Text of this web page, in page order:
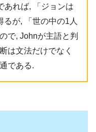
あれば, 「ジョンは
が, 「世の中の1人
で, Johnが主語と判
は文法だけでなく
である.